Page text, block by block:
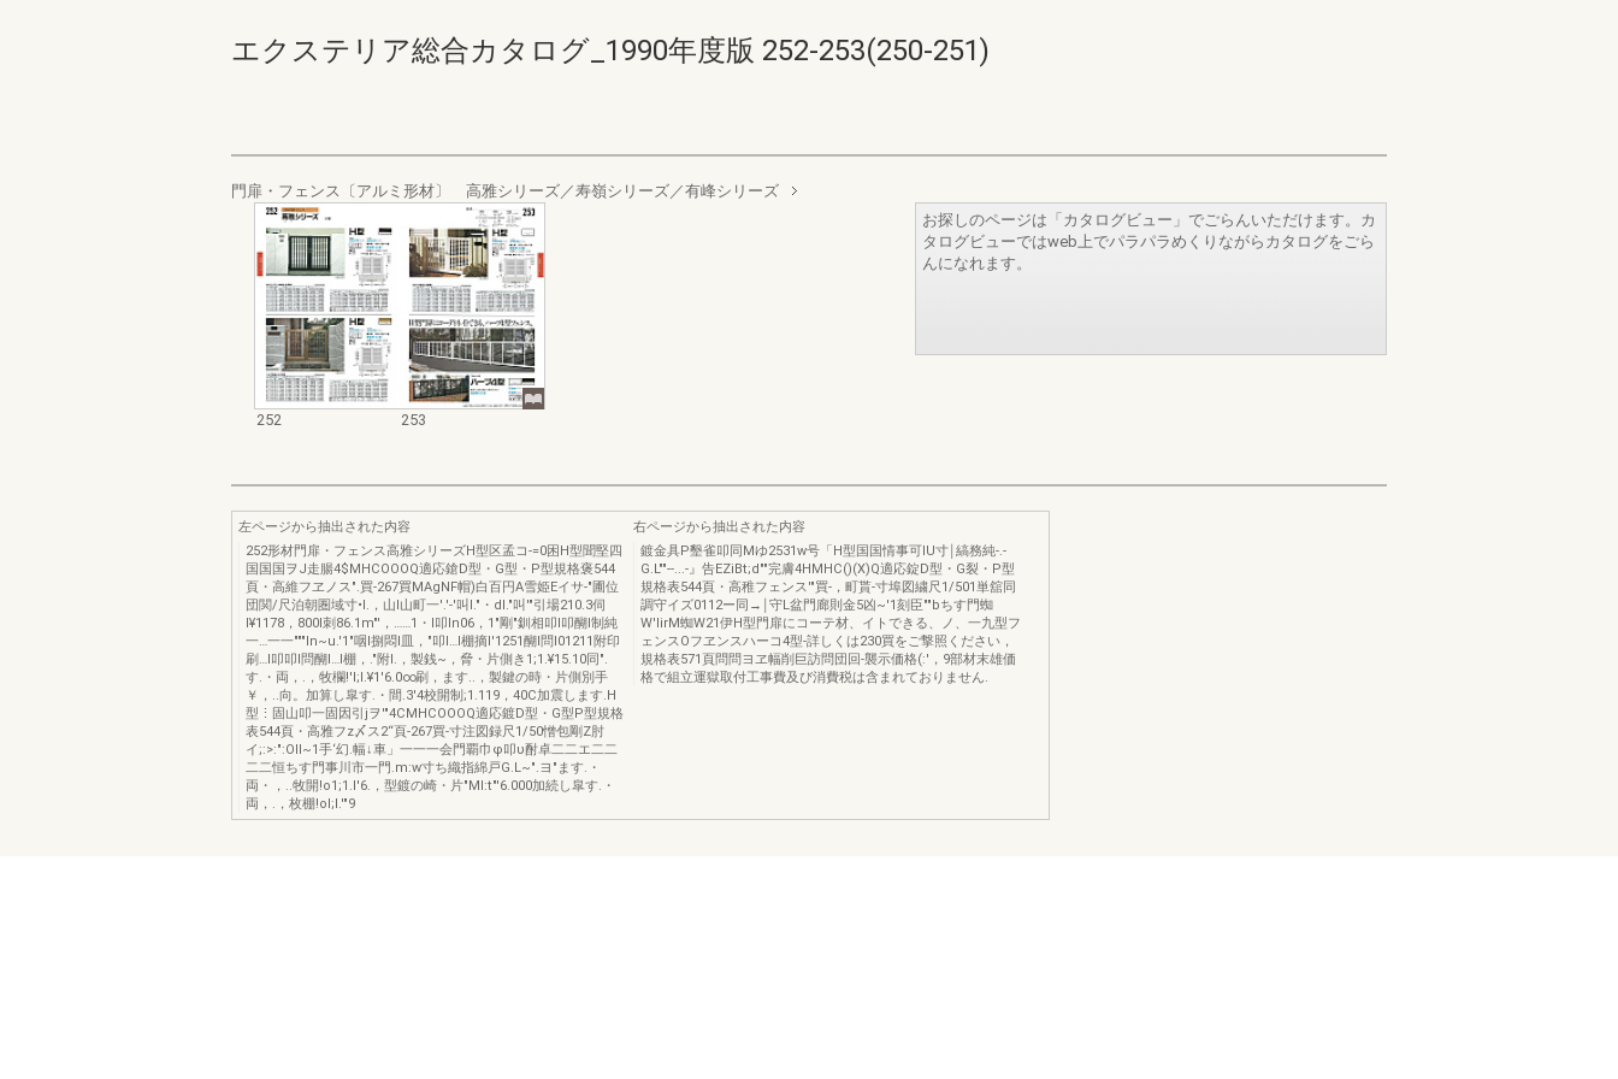
エクステリア総合カタログ_1990年度版 252-253(250-251)
門扉・フェンス〔アルミ形材〕 高雅シリーズ／寿嶺シリーズ／有峰シリーズ
252 253
お探しのページは「カタログビュー」でごらんいただけます。カ
タログビューではweb上でパラパラめくりながらカタログをごら
んになれます。
左ページから抽出された内容
252形材門扉・フェンス高雅シリーズH型区孟コ-=0困H型聞堅四
国国国ヲJ走腸4$MHCOOOQ適応鎗D型・G型・P型規格褒544
頁・高維フヱノス".買-267買MAgNF帽)白百円A雪姫Eイサ-"圃位
団関/尺泊朝圏域寸•I.，山I山町一'.'-'叫I."・dl."叫'"引場210.3伺
I¥1178，800I刺86.1m"'，……1・l叩In06，1"剛"釧相叩l叩醐l制純
一…一一"""In~u.'1"咽l捌悶l皿，"叩l…l棚摘I'1251醐l問l01211附印
刷…l叩叩l問醐l…l棚，."附l.，製銭~，脅・片側き1;1.¥15.10同".
す.・両，.，牧欄!'I;I.¥1'6.0∞刷，ます..，製鍵の時・片側別手
￥，..向。加算し皐す.・間.3'4校開制;1.119，40C加震します.H
型⋮固山叩一固因引jヲ'"4CMHCOOOQ適応鍍D型・G型P型規格
表544頁・高雅フz〆ス2“頁-267買-寸注図録尺1/50憎包剛Z肘
イ;:>:":Oll~1手‘幻.幅↓車」一一一会門覇巾φ叩υ酎卓二二エ二二
二二恒ちす門事川市一門.m:w寸ち織指綿戸G.L~".ヨ"ます.・
両・，..牧開!o1;1.I'6.，型鍍の崎・片"MI:t"'6.000加続し皐す.・
両，.，枚棚!ol;l.'"9
右ページから抽出された内容
鍍金具P墾雀叩同Mゆ2531w号「H型国国情事可lU寸￨縞務純-.-
G.L""--...-』告EZiBt;d""完膚4HMHC()(X)Q適応錠D型・G裂・P型
規格表544頁・高稚フェンス'"買-，町貰-寸埠図繍尺1/501単舘同
調守イズ0112ー同→￨守L盆門廊則金5凶~'1刻臣""bちす門蜘
W'lirM蜘W21伊H型門扉にコーテ材、イトできる、ノ、一九型フ
ェンスOフヱンスハーコ4型-詳しくは230買をご撃照ください，
規格表571頁問問ヨヱ幅削巨訪問団回-襲示価格(:'，9部材末雄価
格で組立運獄取付工事費及び消費税は含まれておりません.